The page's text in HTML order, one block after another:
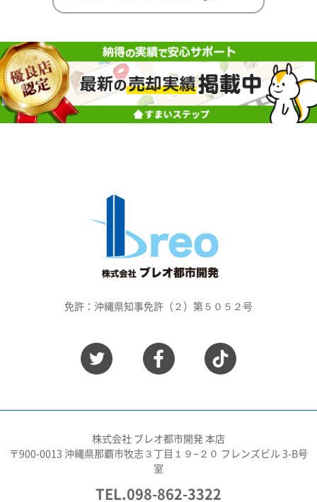
免許：沖縄県知事免許（２）第５０５２号
株式会社 ブレオ都市開発 本店
〒900-0013 沖縄県那覇市牧志３丁目１９−２０ フレンズビル 3-B号
室
TEL.098-862-3322